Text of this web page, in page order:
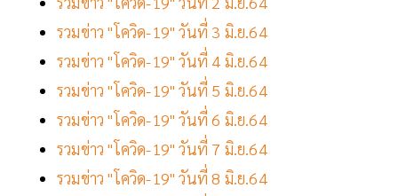
รวมข่าว "โควิด-19" วันที่ 3 มิ.ย.64
รวมข่าว "โควิด-19" วันที่ 4 มิ.ย.64
รวมข่าว "โควิด-19" วันที่ 5 มิ.ย.64
รวมข่าว "โควิด-19" วันที่ 6 มิ.ย.64
รวมข่าว "โควิด-19" วันที่ 7 มิ.ย.64
รวมข่าว "โควิด-19" วันที่ 8 มิ.ย.64